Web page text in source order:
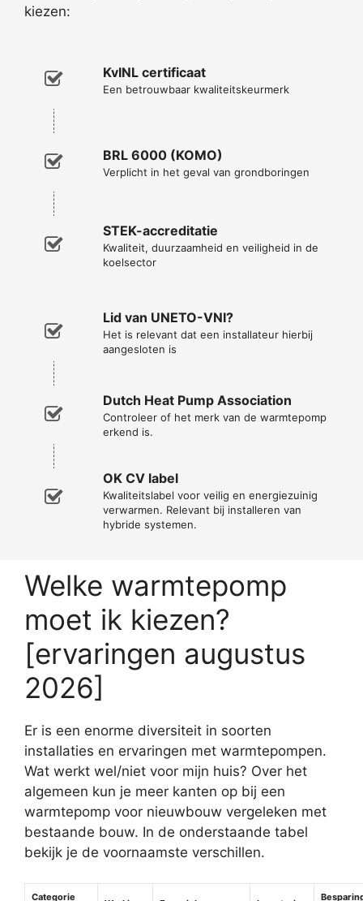
kiezen:
KvINL certificaat
Een betrouwbaar kwaliteitskeurmerk
BRL 6000 (KOMO)
Verplicht in het geval van grondboringen
STEK-accreditatie
Kwaliteit, duurzaamheid en veiligheid in de
koelsector
Lid van UNETO-VNI?
Het is relevant dat een installateur hierbij
aangesloten is
Dutch Heat Pump Association
Controleer of het merk van de warmtepomp
erkend is.
OK CV label
Kwaliteitslabel voor veilig en energiezuinig
verwarmen. Relevant bij installeren van
hybride systemen.
Welke warmtepomp
moet ik kiezen?
[ervaringen augustus
2026]
Er is een enorme diversiteit in soorten
installaties en ervaringen met warmtepompen.
Wat werkt wel/niet voor mijn huis? Over het
algemeen kun je meer kanten op bij een
warmtepomp voor nieuwbouw vergeleken met
bestaande bouw. In de onderstaande tabel
bekijk je de voornaamste verschillen.
Categorie